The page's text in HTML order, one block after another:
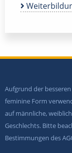
Aufgrund der
feminine Form
auf männliche,
Geschlechts. Bitte
Bestimmungen des